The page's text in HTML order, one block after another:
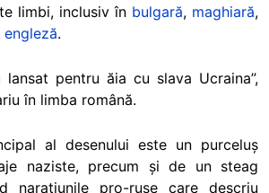
limbi, inclusiv în bulgară, maghiară,
engleză.
lansat pentru ăia cu slava Ucraina”,
în limba română.
al desenului este un purceluș
naziste, precum și de un steag
narațiunile pro-ruse care descriu